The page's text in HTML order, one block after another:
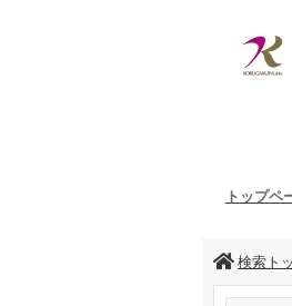
トップペ
検索ト